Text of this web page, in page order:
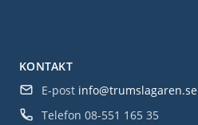
KONTAKT
E-post info@trumslagaren.se
Telefon 08-551 165 35